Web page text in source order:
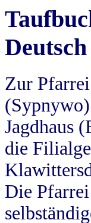
Zur
Jagdhaus
die
Die